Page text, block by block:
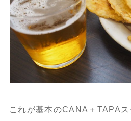
これが基本のCANA＋TAPA